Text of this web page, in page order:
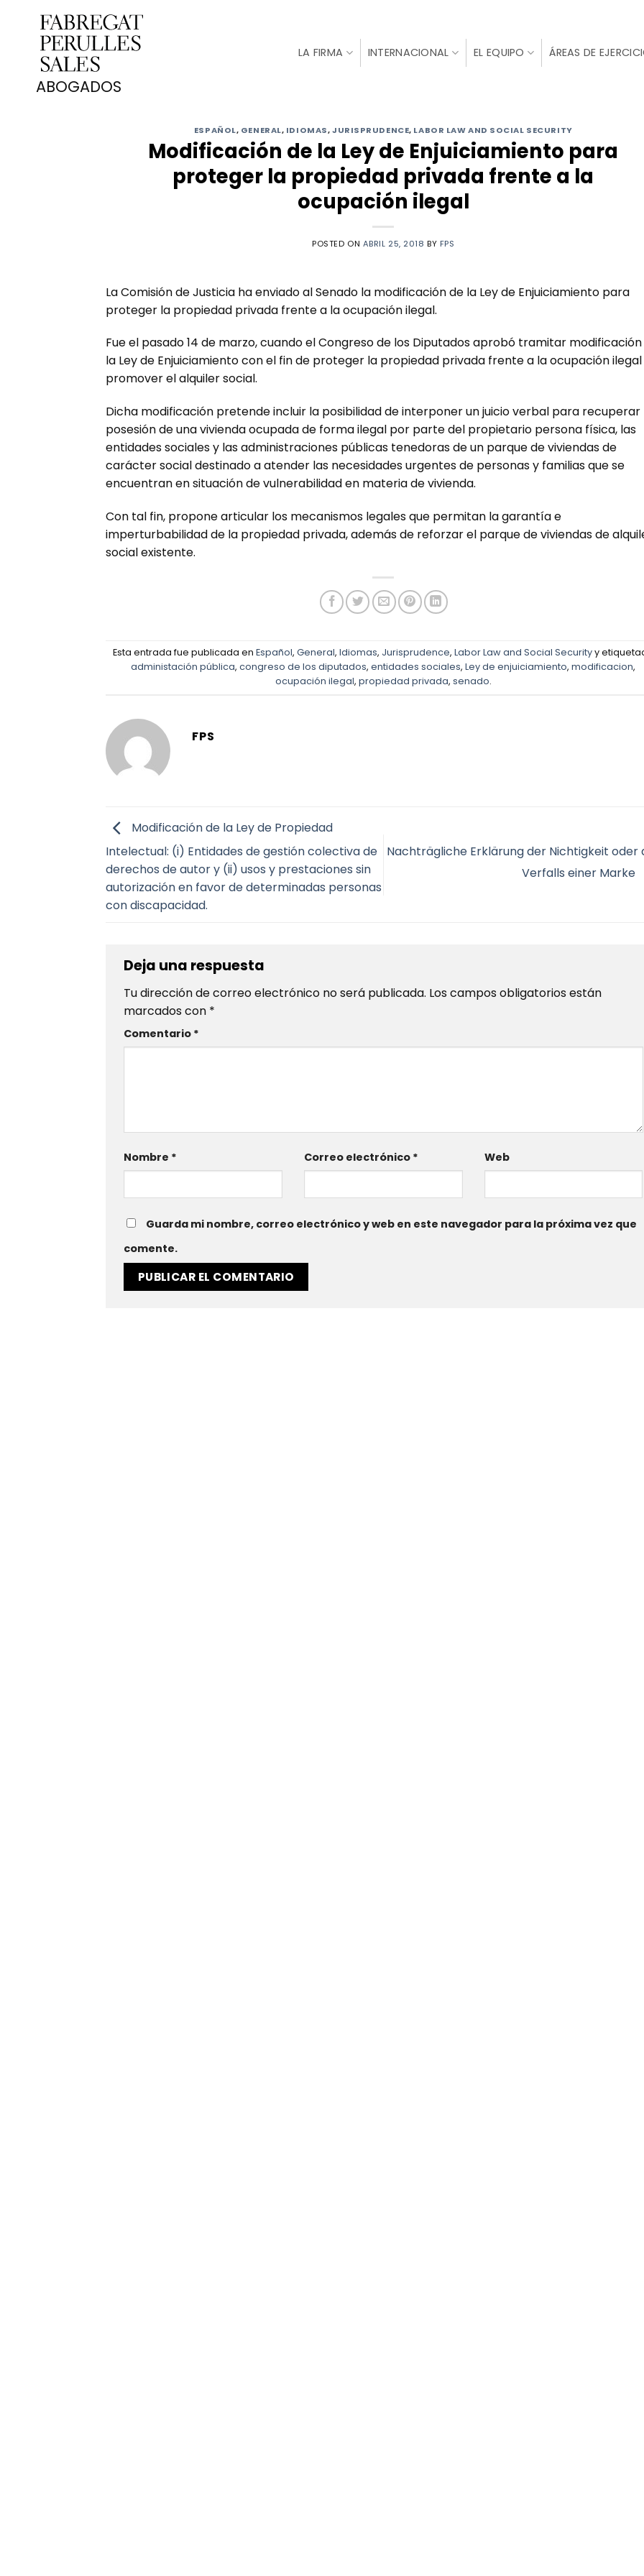
contenido
LA FIRMA INTERNACIONAL EL EQUIPO ÁREAS DE
ESPAÑOL, GENERAL, IDIOMAS,JURISPRUDENCE, LABOR LAW AND SOCIAL SECURITY
Modificación de la Ley de Enjuiciamiento para
proteger la propiedad privada frente a la
ocupación ilegal
POSTED ON ABRIL 25, 2018 BY FPS
La Comisión de Justicia ha enviado al Senado la modificación de la Ley de Enjuiciamiento para
proteger la propiedad privada frente a la ocupación ilegal.
Fue el pasado 14 de marzo, cuando el Congreso de los Diputados aprobó tramitar
la Ley de Enjuiciamiento con el fin de proteger la propiedad privada frente a la ocupación
promover el alquiler social.
Dicha modificación pretende incluir la posibilidad de interponer un juicio verbal para recuperar
posesión de una vivienda ocupada de forma ilegal por parte del propietario persona física, las
entidades sociales y las administraciones públicas tenedoras de un parque de viviendas de
carácter social destinado a atender las necesidades urgentes de personas y familias que se
encuentran en situación de vulnerabilidad en materia de vivienda.
Con tal fin, propone articular los mecanismos legales que permitan la garantía e
imperturbabilidad de la propiedad privada, además de reforzar el parque de viviendas de
social existente.
Esta entrada fue publicada en Español, General, Idiomas, Jurisprudence, Labor Law and Social Securityy
administación pública,congreso de los diputados,entidades sociales,Ley de enjuiciamiento,modificacion,
ocupación ilegal, propiedad privada, senado.
FPS
Modificación de la Ley de Propiedad
Intelectual: (i) Entidades de gestión colectiva de
derechos de autor y (ii) usos y prestaciones sin
autorización en favor de determinadas personas
con discapacidad.
Nachträgliche Erklärung der Nichtigkeit oder
Verfalls einer Marke
Deja una respuesta
Tu dirección de correo electrónico no será publicada. Los campos obligatorios están
marcados con *
Comentario *
Nombre * Correo electrónico * Web
Guarda mi nombre, correo electrónico y web en este navegador para la próxima vez que
comente.